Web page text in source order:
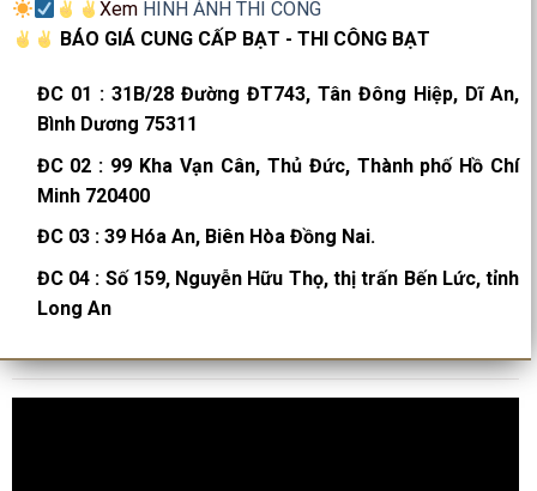
Xem HÌNH ẢNH THI CÔNG
BÁO GIÁ CUNG CẤP BẠT - THI CÔNG BẠT
ĐC 01 :31B/28 Đường ĐT743, Tân Đông Hiệp, Dĩ An,
Bình Dương 75311
ĐC 02 : 99 Kha Vạn Cân, Thủ Đức, Thành phố Hồ Chí
Minh 720400
ĐC 03 :39 Hóa An, Biên Hòa Đồng Nai.
ĐC 04 : Số 159, Nguyễn Hữu Thọ, thị trấn Bến Lức, tỉnh
Long An